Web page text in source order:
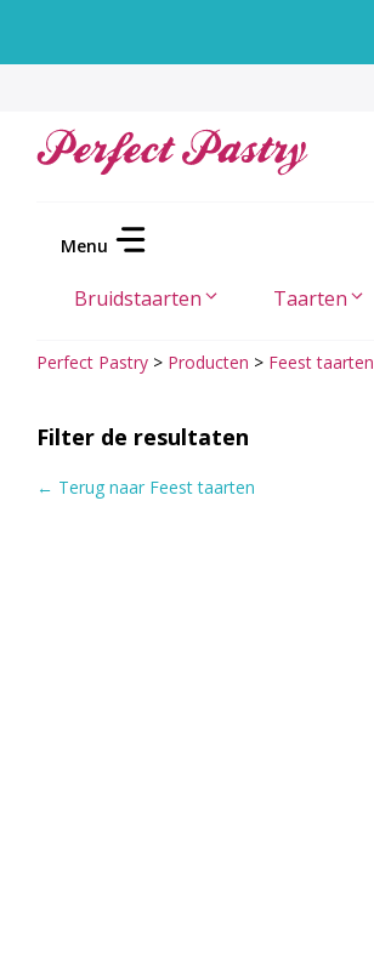
Bruidstaarten Taarten
Perfect Pastry > Producten > Feest taarten
Filter de resultaten
← Terug naar Feest taarten